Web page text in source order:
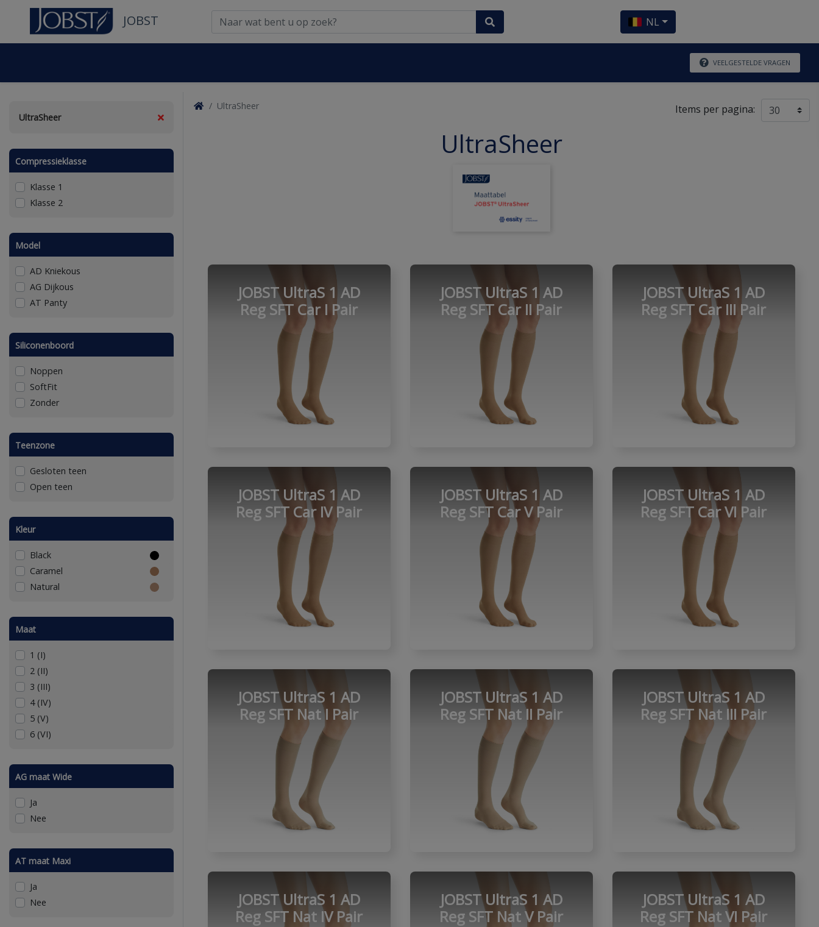
JOBST NL
VEELGESTELDE VRAGEN
UltraSheer
Compressieklasse
Klasse 1
Klasse 2
Model
AD Kniekous
AG Dijkous
AT Panty
Siliconenboord
Noppen
SoftFit
Zonder
Teenzone
Gesloten teen
Open teen
Kleur
Black
Caramel
Natural
Maat
1 (I)
2 (II)
3 (III)
4 (IV)
5 (V)
6 (VI)
AG maat Wide
Ja
Nee
AT maat Maxi
Ja
Nee
UltraSheer Items per pagina:
UltraSheer
JOBST UltraS 1 AD
Reg SFT Car I Pair
JOBST UltraS 1 AD
Reg SFT Car II Pair
JOBST UltraS 1 AD
Reg SFT Car III Pair
JOBST UltraS 1 AD
Reg SFT Car IV Pair
JOBST UltraS 1 AD
Reg SFT Car V Pair
JOBST UltraS 1 AD
Reg SFT Car VI Pair
JOBST UltraS 1 AD
Reg SFT Nat I Pair
JOBST UltraS 1 AD
Reg SFT Nat II Pair
JOBST UltraS 1 AD
Reg SFT Nat III Pair
JOBST UltraS 1 AD
Reg SFT Nat IV Pair
JOBST UltraS 1 AD
Reg SFT Nat V Pair
JOBST UltraS 1 AD
Reg SFT Nat VI Pair